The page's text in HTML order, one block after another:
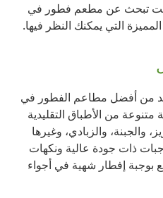
كنت تبحث عن مطعم فطور في
التي يمكنك النظر فيها.
من أفضل مطاعم الفطور في
من الأطباق التقليدية
والجبنة، والزبادي، وغيرها
ذات جودة عالية ونكهات
بوجبة إفطار شهية في أجواء